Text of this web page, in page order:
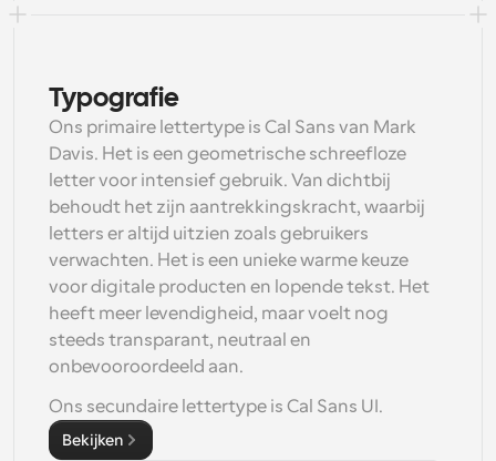
Typografie
Ons primaire lettertype is Cal Sans van Mark
Davis. Het is een geometrische schreefloze
letter voor intensief gebruik. Van dichtbij
behoudt het zijn aantrekkingskracht, waarbij
letters er altijd uitzien zoals gebruikers
verwachten. Het is een unieke warme keuze
voor digitale producten en lopende tekst. Het
heeft meer levendigheid, maar voelt nog
steeds transparant, neutraal en
onbevooroordeeld aan.
Ons secundaire lettertype is Cal Sans UI.
Bekijken